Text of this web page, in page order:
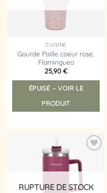
CUISINE
Gourde Paille coeur rose,
Flamingueo
25,90 €
ÉPUISÉ – VOIR LE
PRODUIT
RUPTURE DE STOCK